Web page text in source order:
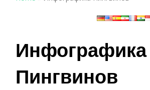
Инфографика
Пингвинов